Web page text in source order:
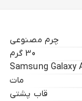
چرم مصنوعی
30 گرم
Samsung Galaxy
مات
قاب پشتی